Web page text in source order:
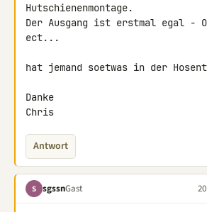
Hutschienenmontage.
Der Ausgang ist erstmal egal -
ect...
hat jemand soetwas in der
Danke
Chris
Antwort
S sgssnGast